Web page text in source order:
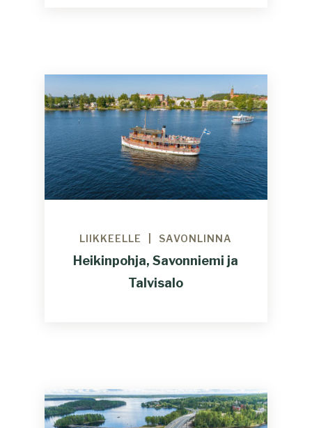
LIIKKEELLE SAVONLINNA
Heikinpohja, Savonniemi ja
Talvisalo